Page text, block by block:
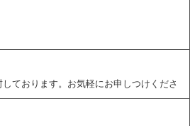
ております。お気軽にお申しつけくださ